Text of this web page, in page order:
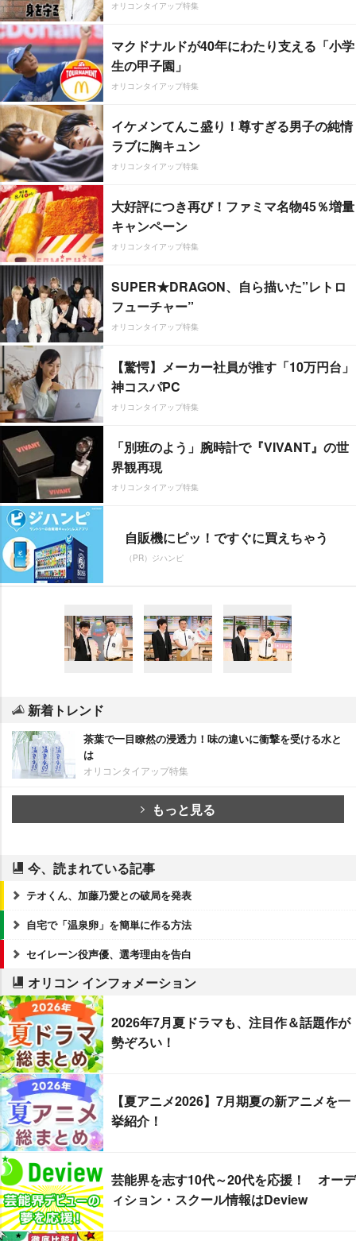
オリコンタイアップ特集
マクドナルドが40年にわたり支える「小学
生の甲子園」
オリコンタイアップ特集
イケメンてんこ盛り！尊すぎる男子の純情
ラブに胸キュン
オリコンタイアップ特集
大好評につき再び！ファミマ名物45％増量
キャンペーン
オリコンタイアップ特集
SUPER★DRAGON、自ら描いた”レトロ
フューチャー”
オリコンタイアップ特集
【驚愕】メーカー社員が推す「10万円台」
神コスパPC
オリコンタイアップ特集
「別班のよう」腕時計で『VIVANT』の世
界観再現
オリコンタイアップ特集
自販機にピッ！ですぐに買えちゃう
（PR）ジハンピ
新着トレンド
茶葉で一目瞭然の浸透力！味の違いに衝撃を受ける水と
は
オリコンタイアップ特集
もっと見る
今、読まれている記事
テオくん、加藤乃愛との破局を発表
自宅で「温泉卵」を簡単に作る方法
セイレーン役声優、選考理由を告白
オリコン インフォメーション
2026年7月夏ドラマも、注目作＆話題作が
勢ぞろい！
【夏アニメ2026】7月期夏の新アニメを一
挙紹介！
芸能界を志す10代～20代を応援！ オーデ
ィション・スクール情報はDeview